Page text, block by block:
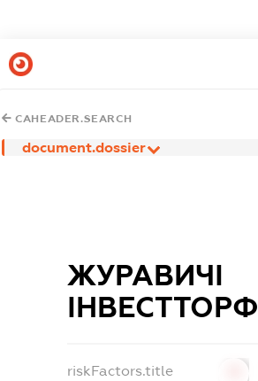
CAHEADER.SEARCH
document.dossier
ЖУРАВИЧІ
ІНВЕСТТОРФ
riskFactors.title